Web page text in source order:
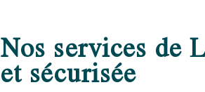
Nos services de
et sécurisée